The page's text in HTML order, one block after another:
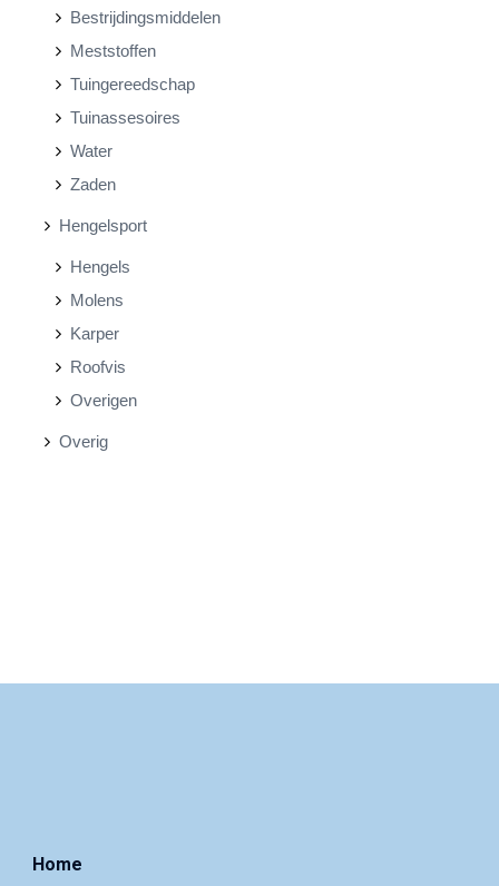
Bestrijdingsmiddelen
Meststoffen
Tuingereedschap
Tuinassesoires
Water
Zaden
Hengelsport
Hengels
Molens
Karper
Roofvis
Overigen
Overig
Home